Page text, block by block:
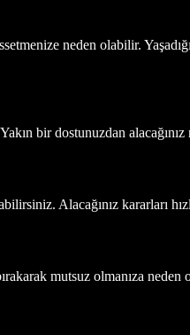
neden olabilir.
bir dostunuzdan
Alacağınız kararları
mutsuz olmanıza